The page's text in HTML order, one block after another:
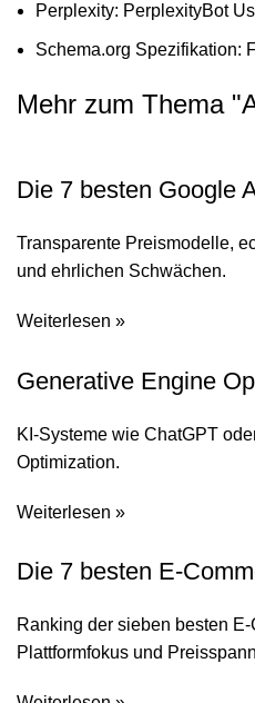
Perplexity: PerplexityBot
Schema.org Spezifikation:
Mehr zum Thema "
Die 7 besten Google
Transparente Preismodelle,
und ehrlichen Schwächen.
Weiterlesen »
Generative Engine
KI-Systeme wie ChatGPT
Optimization.
Weiterlesen »
Die 7 besten E-
Ranking der sieben besten
Plattformfokus und